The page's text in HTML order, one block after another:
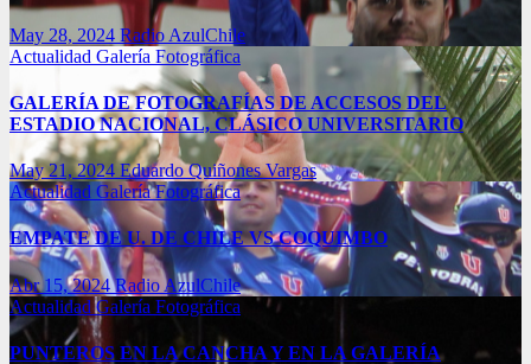
May 28, 2024 Radio AzulChile
Actualidad Galería Fotográfica
GALERÍA DE FOTOGRAFÍAS DE ACCESOS DEL
ESTADIO NACIONAL, CLÁSICO UNIVERSITARIO
May 21, 2024 Eduardo Quiñones Vargas
Actualidad Galería Fotográfica
EMPATE DE U. DE CHILE VS COQUIMBO
Abr 15, 2024Radio AzulChile
ActualidadGalería Fotográfica
PUNTEROS EN LA CANCHA Y EN LA GALERÍA